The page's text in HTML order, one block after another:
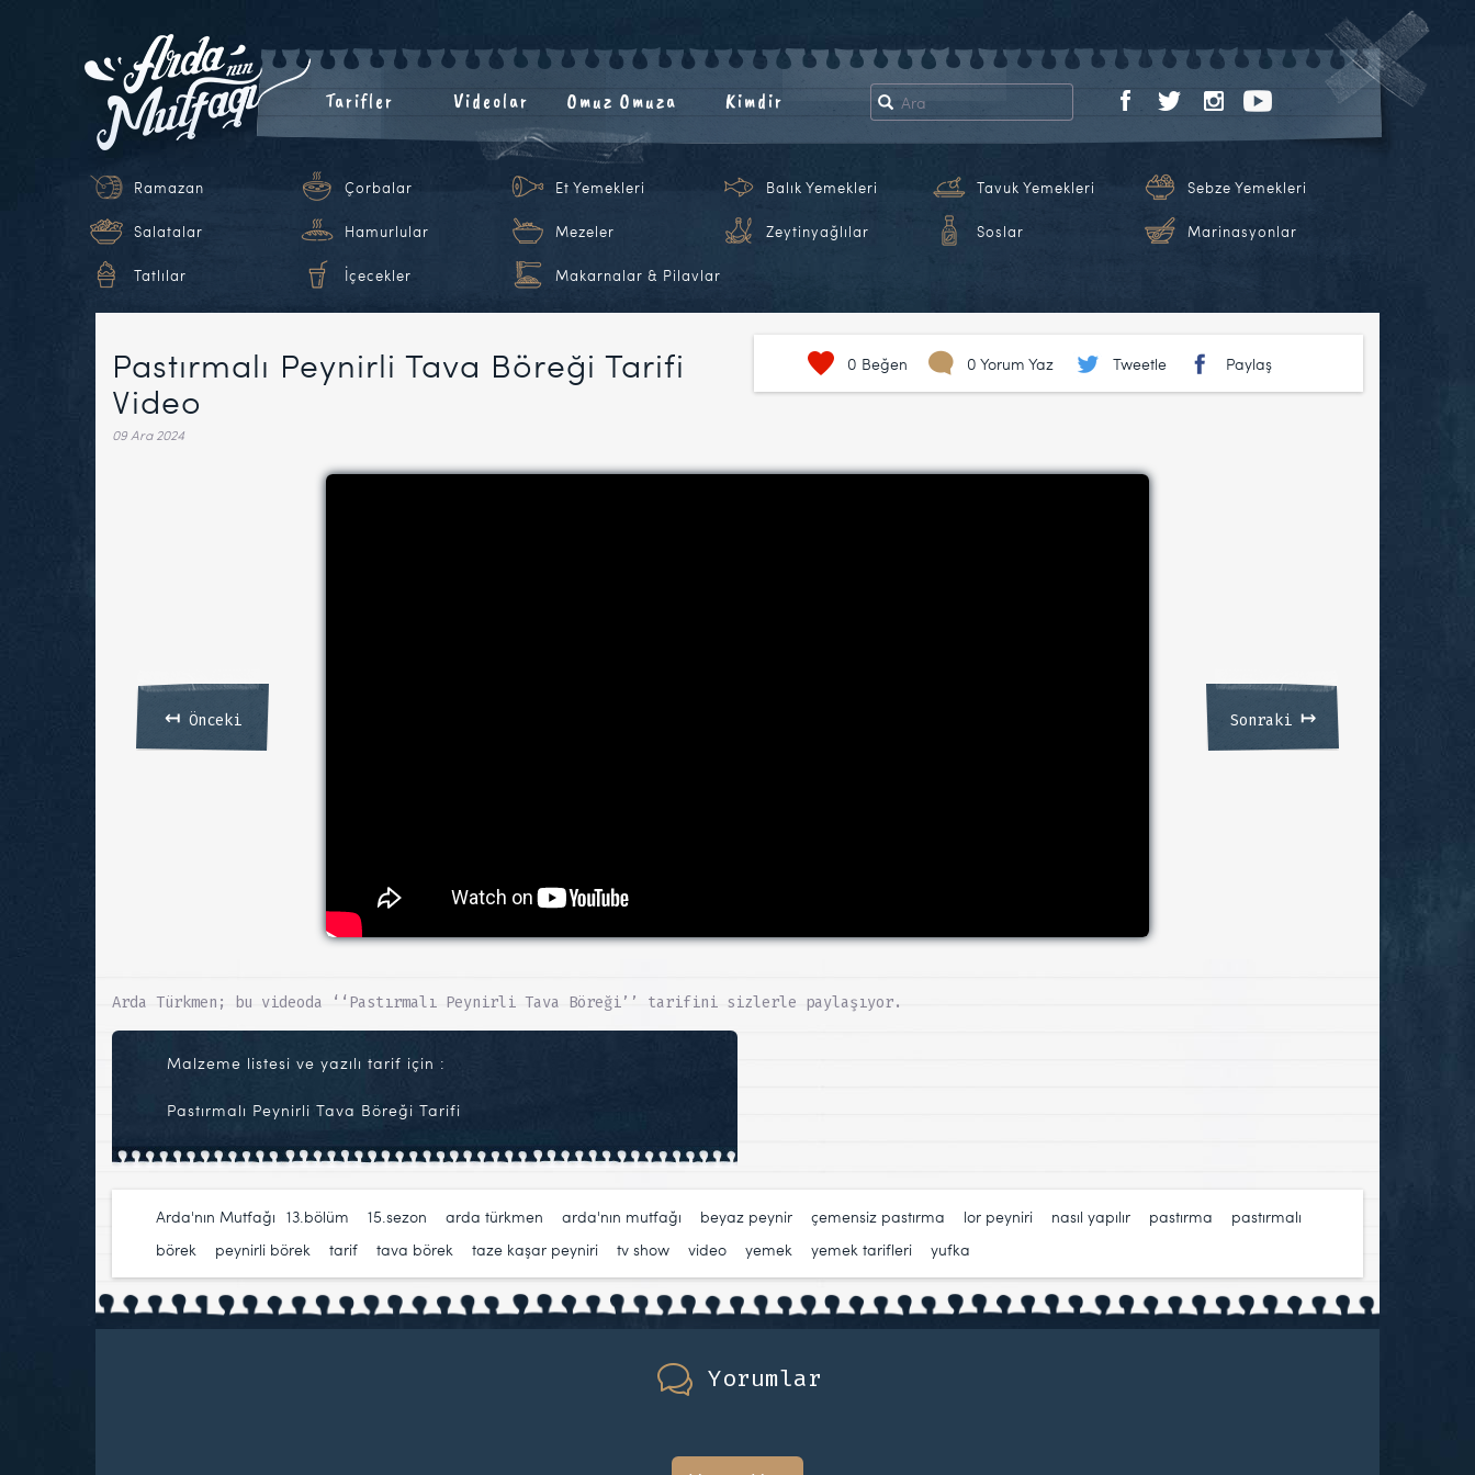
Tarifler Videolar Omuz Omuza Kimdir
Ramazan Çorbalar Et Yemekleri Balık Yemekleri Tavuk Yemekleri Sebze Yemekleri
Salatalar Hamurlular Mezeler Zeytinyağlılar Soslar Marinasyonlar
Tatlılar İçecekler Makarnalar & Pilavlar
Pastırmalı Peynirli Tava Böreği Tarifi
Video
09 Ara 2024
0 Beğen 0 Yorum Yaz Tweetle Paylaş
↤Önceki Sonraki ↦
Arda Türkmen; bu videoda ‘‘Pastırmalı Peynirli Tava Böreği’’ tarifini sizlerle paylaşıyor.
Malzeme listesi ve yazılı tarif için :
Pastırmalı Peynirli Tava Böreği Tarifi
Arda'nın Mutfağı 13.bölüm 15.sezon arda türkmen arda'nın mutfağı beyaz peynir çemensiz pastırma lor peyniri nasıl yapılır pastırma
pastırmalı
börek
peynirli börek tarif tava börek taze kaşar peyniri tv show video yemek yemek tarifleri yufka
Yorumlar